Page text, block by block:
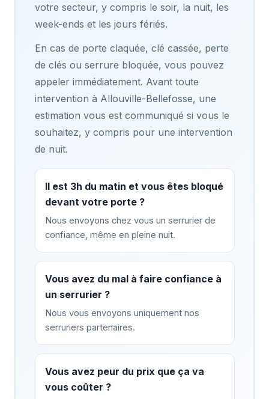
votre secteur, y compris le soir, la nuit, les
week-ends et les jours fériés.
En cas de porte claquée, clé cassée, perte
de clés ou serrure bloquée, vous pouvez
appeler immédiatement. Avant toute
intervention à Allouville-Bellefosse, une
estimation vous est communiqué si vous le
souhaitez, y compris pour une intervention
de nuit.
Il est 3h du matin et vous êtes bloqué
devant votre porte ?
Nous envoyons chez vous un serrurier de
confiance, même en pleine nuit.
Vous avez du mal à faire confiance à
un serrurier ?
Nous vous envoyons uniquement nos
serruriers partenaires.
Vous avez peur du prix que ça va
vous coûter ?